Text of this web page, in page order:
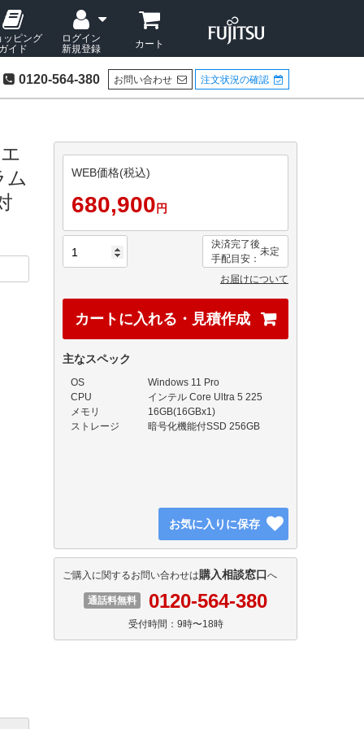
ッピング
イド
ログイン
新規登録
カート
検索
注文状況の確認
0120-564-380 お問い合わせ
ム
WEB価格(税込)
680,900 円
決済完了後
手配目安：
未定
お届けについて
カートに入れる・見積作成
主なスペック
OS
Windows 11 Pro
CPU
インテル Core Ultra 5 225
メモリ
16GB(16GBx1)
ストレージ
暗号化機能付SSD 256GB
お気に入りに保存
ご購入に関するお問い合わせは 購入相談窓口へ
通話料無料 0120-564-380
受付時間：9時〜18時